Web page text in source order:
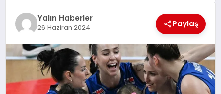
EĞİTİM
TEKNOLOJİ
MAGAZİN
Yalın Haberler
26 Haziran 2024 Paylaş